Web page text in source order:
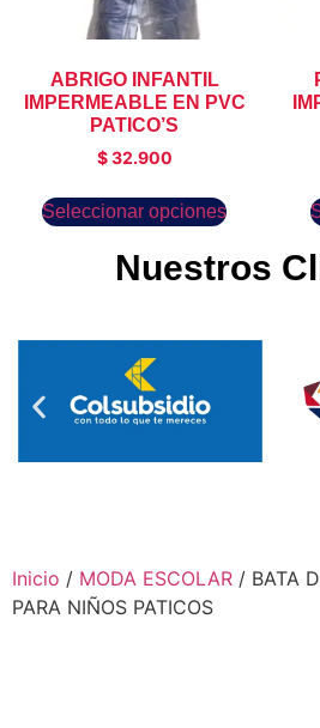
ABRIGO INFANTIL
IMPERMEABLE EN PVC
PATICO’S
$32.900
Seleccionar opciones
Nuestros
Inicio / MODA ESCOLAR / BATA
PARA NIÑOS PATICOS